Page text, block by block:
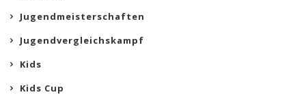
Jugendmeisterschaften
Jugendvergleichskampf
Kids
Kids Cup